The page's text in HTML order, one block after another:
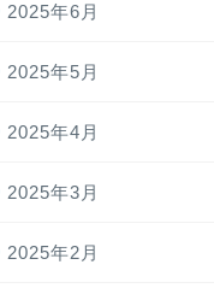
2025年6月
2025年5月
2025年4月
2025年3月
2025年2月